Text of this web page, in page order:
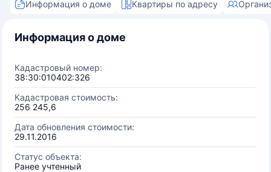
Информация о доме Квартиры по адресу
Информация о доме
Кадастровый номер:
38:30:010402:326
Кадастровая стоимость:
256 245,6
Дата обновления стоимости:
29.11.2016
Статус объекта:
Ранее учтенный